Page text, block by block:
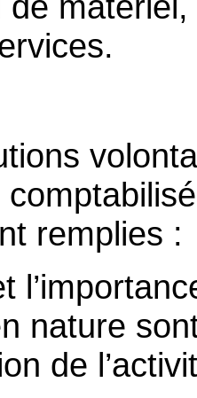
remplies :
nature
de